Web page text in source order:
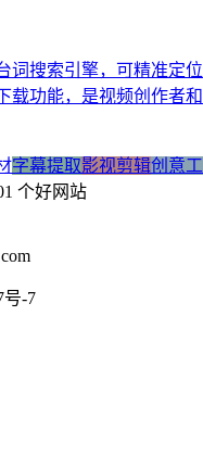
词搜索引擎，可精准定
载功能，是视频创作者
字幕提取影视剪辑创意
个好网站
号-7